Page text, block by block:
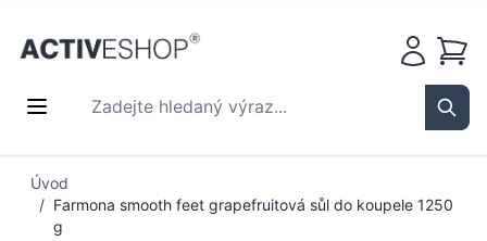
Zadejte hledaný výraz...
Košík
Úvod
/ Farmona smooth feet grapefruitová sůl do koupele 1250
g